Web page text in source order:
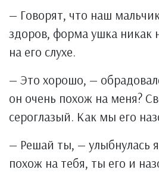
— Говорят, что наш
здоров, форма ушка никак
на его слухе.
— Это хорошо, —
он очень похож на меня?
сероглазый. Как мы его
— Решай ты, — улыбнулась
похож на тебя, ты его и